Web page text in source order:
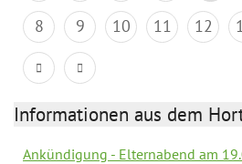
8
9 10 11 12
Informationen aus dem
Ankündigung - Elternabend am